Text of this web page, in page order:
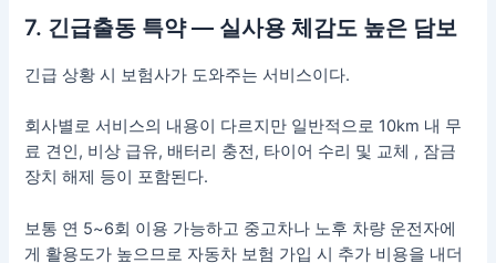
7. 긴급출동 특약 — 실사용 체감도 높은 담보
긴급 상황 시 보험사가 도와주는 서비스이다.
회사별로 서비스의 내용이 다르지만 일반적으로 10km 내 무
료 견인, 비상 급유, 배터리 충전, 타이어 수리 및 교체 , 잠금
장치 해제 등이 포함된다.
보통 연 5~6회 이용 가능하고 중고차나 노후 차량 운전자에
게 활용도가 높으므로 자동차 보험 가입 시 추가 비용을 내더